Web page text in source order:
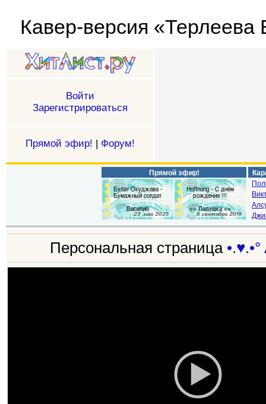
Кавер-версия «Терлеева
Войти
Зарегистрироваться
Прямой эфир! | Форум!
Прямой эфир!
Персональная страница